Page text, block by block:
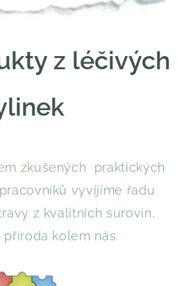
z léčivých
zkušených praktických
vyvíjíme řadu
z kvalitních surovin,
kolem nás.